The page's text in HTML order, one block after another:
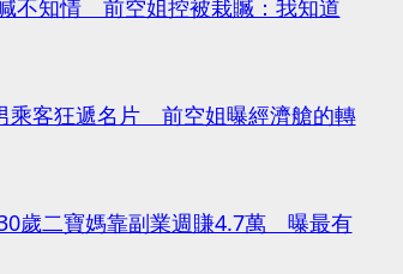
不知情 前空姐控被栽贓：我知道
乘客狂遞名片 前空姐曝經濟艙的轉
歲二寶媽靠副業週賺4.7萬 曝最有